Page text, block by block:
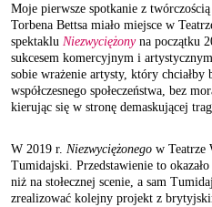
Moje pierwsze spotkanie z
Torbena Bettsa miało miejsce w
spektaklu Niezwyciężonyna początku
sukcesem komercyjnym i
sobie wrażenie artysty, który chciałby
współczesnego społeczeństwa, bez
kierując się w stronę demaskującej
W 2019 r. Niezwyciężonego w Teatrze
Tumidajski. Przedstawienie to
niż na stołecznej scenie, a sam
zrealizować kolejny projekt z